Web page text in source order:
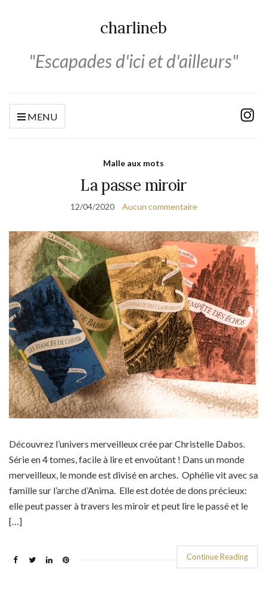
charlineb
"Escapades d'ici et d'ailleurs"
MENU
Malle aux mots
La passe miroir
12/04/2020 Aucun commentaire
Découvrez l’univers merveilleux crée par Christelle Dabos.
Série en 4 tomes, facile à lire et envoûtant ! Dans un monde
merveilleux, le monde est divisé en arches. Ophélie vit avec sa
famille sur l’arche d’Anima. Elle est dotée de dons précieux:
elle peut passer à travers les miroir et peut lire le passé et le
[…]
Continue Reading